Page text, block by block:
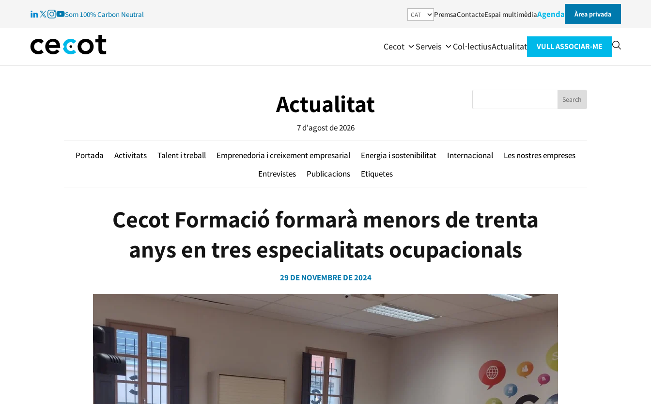
Som 100% Carbon Neutral PremsaContacteEspai multimèdiaAgenda Àrea privada
Cecot Serveis Col·lectiusActualitat VULL ASSOCIAR-ME
Actualitat
7 d'agost de 2026
Portada Activitats Talent i treball Emprenedoria i creixement empresarial Energia i sostenibilitat Internacional
Les nostres empreses
Entrevistes
Publicacions Etiquetes
Cecot Formació formarà menors de trenta
anys en tres especialitats ocupacionals
29 DE NOVEMBRE DE 2024